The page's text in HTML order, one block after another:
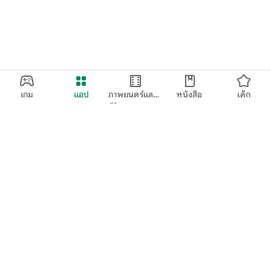
เกม แอป
ภาพยนตร์และ
ทีวี
หนังสือ เด็ก